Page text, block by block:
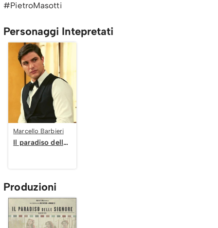
#PietroMasotti
Personaggi Intepretati
Marcello Barbieri
Il paradiso delle signore
Produzioni